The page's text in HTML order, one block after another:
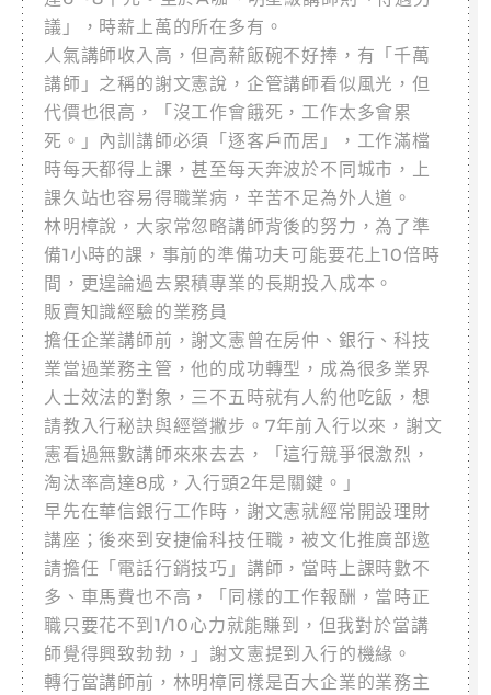
議」，時薪上萬的所在多有。
人氣講師收入高，但高薪飯碗不好捧，有「千萬
講師」之稱的謝文憲說，企管講師看似風光，但
代價也很高，「沒工作會餓死，工作太多會累
死。」內訓講師必須「逐客戶而居」，工作滿檔
時每天都得上課，甚至每天奔波於不同城市，上
課久站也容易得職業病，辛苦不足為外人道。
林明樟說，大家常忽略講師背後的努力，為了準
備1小時的課，事前的準備功夫可能要花上10倍時
間，更遑論過去累積專業的長期投入成本。
販賣知識經驗的業務員
擔任企業講師前，謝文憲曾在房仲、銀行、科技
業當過業務主管，他的成功轉型，成為很多業界
人士效法的對象，三不五時就有人約他吃飯，想
請教入行秘訣與經營撇步。7年前入行以來，謝文
憲看過無數講師來來去去，「這行競爭很激烈，
淘汰率高達8成，入行頭2年是關鍵。」
早先在華信銀行工作時，謝文憲就經常開設理財
講座；後來到安捷倫科技任職，被文化推廣部邀
請擔任「電話行銷技巧」講師，當時上課時數不
多、車馬費也不高，「同樣的工作報酬，當時正
職只要花不到1/10心力就能賺到，但我對於當講
師覺得興致勃勃，」謝文憲提到入行的機緣。
轉行當講師前，林明樟同樣是百大企業的業務主